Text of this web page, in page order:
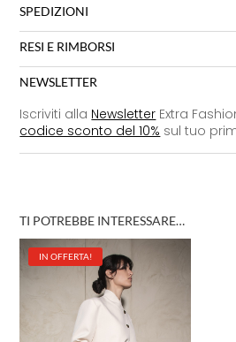
SPEDIZIONI
RESI E RIMBORSI
NEWSLETTER
Iscriviti alla Newsletter Extra
codice sconto del 10% sul tuo
TI POTREBBE INTERESSARE…
IN OFFERTA!